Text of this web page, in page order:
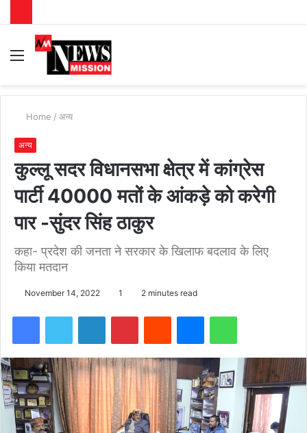
Menu
Home / अन्य
अन्य
कुल्लू सदर विधानसभा क्षेत्र में कांग्रेस
पार्टी 40000 मतों के आंकड़े को करेगी
पार -सुंदर सिंह ठाकुर
कहा- प्रदेश की जनता ने सरकार के खिलाफ बदलाव के लिए
किया मतदान
November 14, 2022 1 2 minutes read